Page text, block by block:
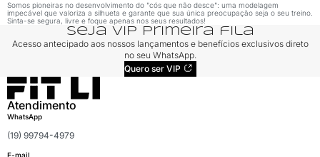
Somos pioneiras no desenvolvimento do "cós que não desce": uma modelagem
impecável que valoriza a silhueta e garante que sua única preocupação seja o seu treino.
Sinta-se segura, livre e foque apenas nos seus resultados!
seja VIP primeira fila
Acesso antecipado aos nossos lançamentos e benefícios exclusivos direto
no seu WhatsApp.
Quero ser VIP
Atendimento
WhatsApp
(19) 99794-4979
E-mail